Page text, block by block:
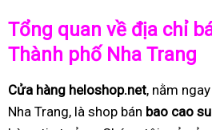
Tổng quan về địa chỉ
Thành phố Nha Trang
Cửa hàng heloshop.net, nằm
Nha Trang, là shop bán bao cao su